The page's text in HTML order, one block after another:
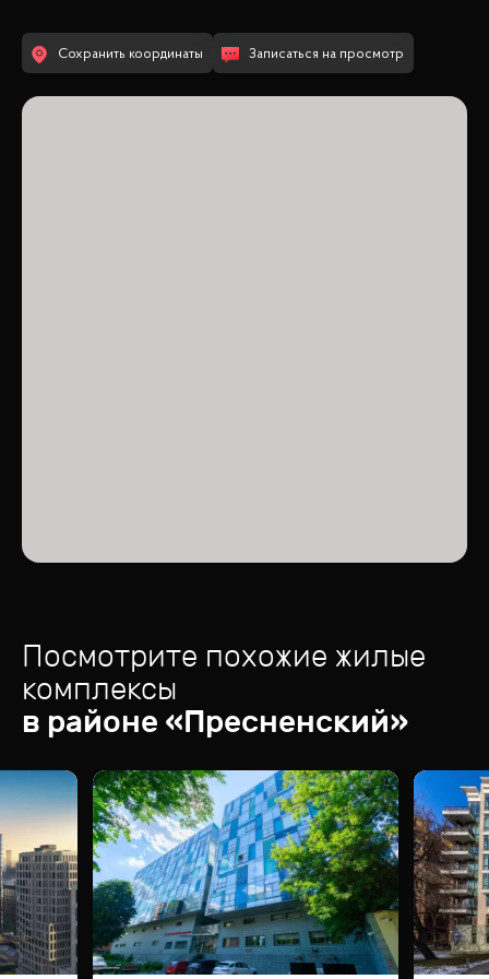
Сохранить координаты Записаться на просмотр
Посмотрите похожие жилые
комплексы
в районе «Пресненский»